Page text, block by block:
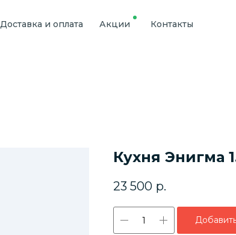
Доставка и оплата Акции Контакты
Кухня Энигма
23 500 р.